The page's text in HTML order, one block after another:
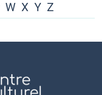
W X Y Z